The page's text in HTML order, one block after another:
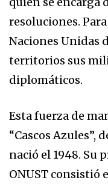
resoluciones.
Naciones Unidas
territorios sus
diplomáticos.
Esta fuerza de
“Cascos Azules”,
nació el 1948. Su
ONUST consistió